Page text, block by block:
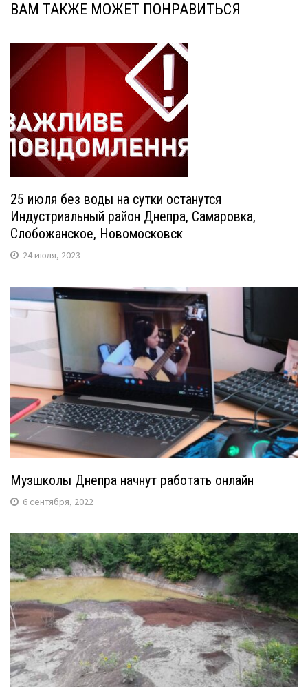
ВАМ ТАКЖЕ МОЖЕТ ПОНРАВИТЬСЯ
25 июля без воды на сутки останутся
Индустриальный район Днепра, Самаровка,
Слобожанское, Новомосковск
24 июля, 2023
Музшколы Днепра начнут работать онлайн
6 сентября, 2022